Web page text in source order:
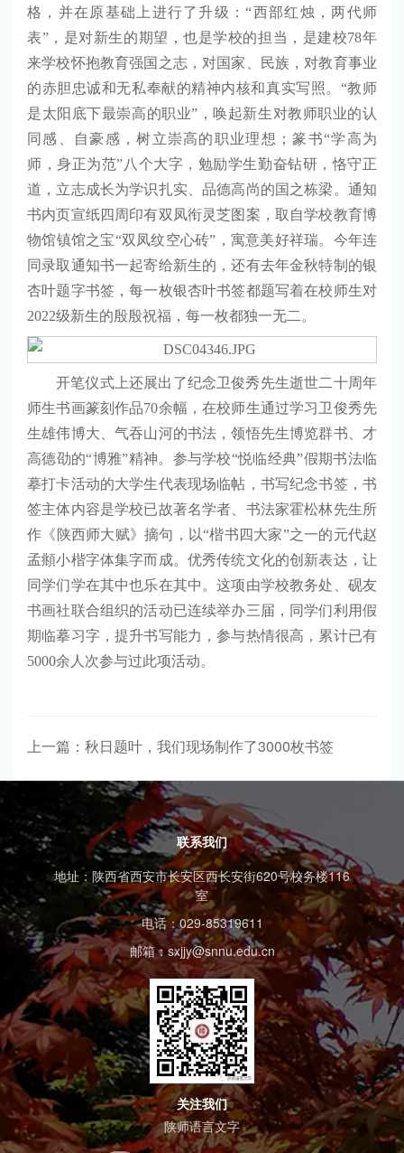
格，并在原基础上进行了升级：“西部红烛，两代师
表”，是对新生的期望，也是学校的担当，是建校78年
来学校怀抱教育强国之志，对国家、民族，对教育事业
的赤胆忠诚和无私奉献的精神内核和真实写照。“教师
是太阳底下最崇高的职业”，唤起新生对教师职业的认
同感、自豪感，树立崇高的职业理想；篆书“学高为
师，身正为范”八个大字，勉励学生勤奋钻研，恪守正
道，立志成长为学识扎实、品德高尚的国之栋梁。通知
书内页宣纸四周印有双凤衔灵芝图案，取自学校教育博
物馆镇馆之宝“双凤纹空心砖”，寓意美好祥瑞。今年连
同录取通知书一起寄给新生的，还有去年金秋特制的银
杏叶题字书签，每一枚银杏叶书签都题写着在校师生对
2022级新生的殷殷祝福，每一枚都独一无二。
开笔仪式上还展出了纪念卫俊秀先生逝世二十周年
师生书画篆刻作品70余幅，在校师生通过学习卫俊秀先
生雄伟博大、气吞山河的书法，领悟先生博览群书、才
高德劭的“博雅”精神。参与学校“悦临经典”假期书法临
摹打卡活动的大学生代表现场临帖，书写纪念书签，书
签主体内容是学校已故著名学者、书法家霍松林先生所
作《陕西师大赋》摘句，以“楷书四大家”之一的元代赵
孟頫小楷字体集字而成。优秀传统文化的创新表达，让
同学们学在其中也乐在其中。这项由学校教务处、砚友
书画社联合组织的活动已连续举办三届，同学们利用假
期临摹习字，提升书写能力，参与热情很高，累计已有
5000余人次参与过此项活动。
上一篇：秋日题叶，我们现场制作了3000枚书签
联系我们
地址：陕西省西安市长安区西长安街620号校务楼116
室
电话：029-85319611
邮箱：sxjjy@snnu.edu.cn
关注我们
陕师语言文字